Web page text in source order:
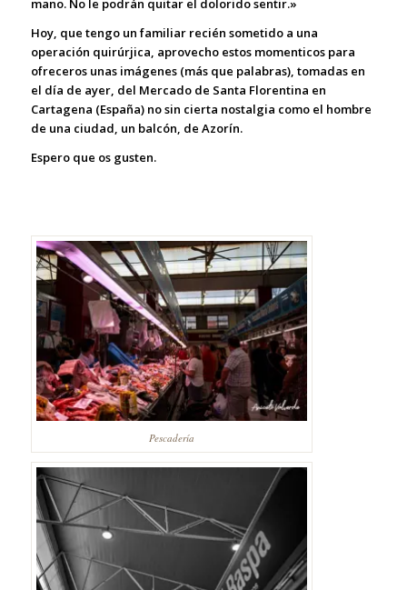
mano. No le podrán quitar el dolorido sentir.»
Hoy, que tengo un familiar recién sometido a una
operación quirúrjica, aprovecho estos momenticos para
ofreceros unas imágenes (más que palabras), tomadas en
el día de ayer, del Mercado de Santa Florentina en
Cartagena (España) no sin cierta nostalgia como el hombre
de una ciudad, un balcón, de Azorín.
Espero que os gusten.
Pescadería